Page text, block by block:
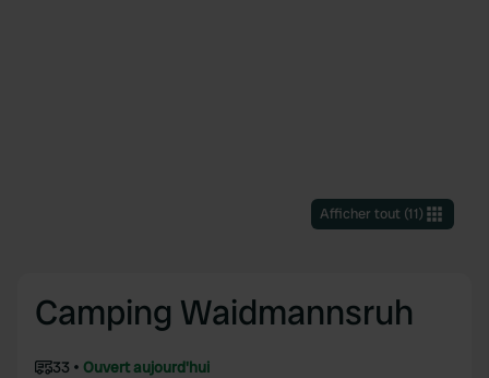
Afficher tout(11)
Camping Waidmannsruh
33
Ouvert aujourd'hui